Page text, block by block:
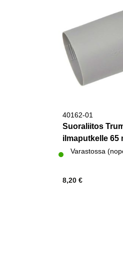
40162-01
Suoraliitos
ilmaputkelle 65
Varastossa
8,20 €